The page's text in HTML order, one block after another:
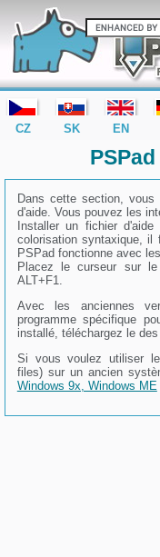
editor PSPad - freeware editor
Dans cette section,
d'aide. Vous pouvez les
Installer un fichier
colorisation syntaxique, il
PSPad fonctionne avec
Placez le curseur sur
ALT+F1.
Avec les anciennes
programme spécifique
installé, téléchargez le des
Si vous voulez utiliser
files) sur un ancien
Windows 9x, Windows ME
CZ SK EN